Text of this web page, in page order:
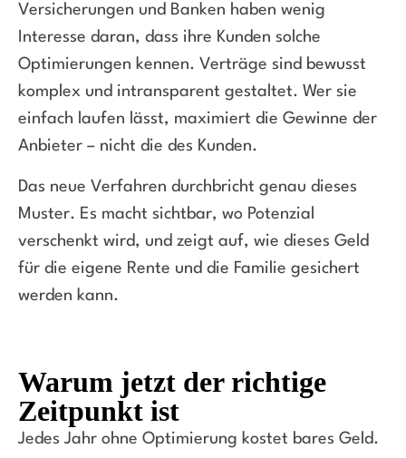
Versicherungen und Banken haben wenig
Interesse daran, dass ihre Kunden solche
Optimierungen kennen. Verträge sind bewusst
komplex und intransparent gestaltet. Wer sie
einfach laufen lässt, maximiert die Gewinne der
Anbieter – nicht die des Kunden.
Das neue Verfahren durchbricht genau dieses
Muster. Es macht sichtbar, wo Potenzial
verschenkt wird, und zeigt auf, wie dieses Geld
für die eigene Rente und die Familie gesichert
werden kann.
Warum jetzt der richtige
Zeitpunkt ist
Jedes Jahr ohne Optimierung kostet bares Geld.